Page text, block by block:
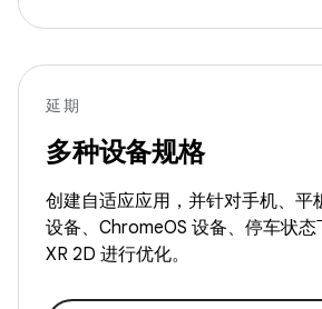
延期
多种设备规格
创建自适应应用，并针对手机、平
设备、ChromeOS 设备、停车状
XR 2D 进行优化。